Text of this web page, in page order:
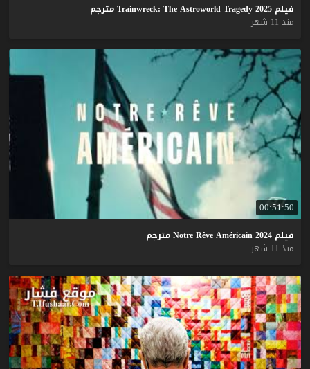
فيلم Trainwreck: The Astroworld Tragedy 2025
مترجم
منذ 11 شهر
00:51:50
فيلم Notre Rêve Américain 2024
مترجم
منذ 11 شهر